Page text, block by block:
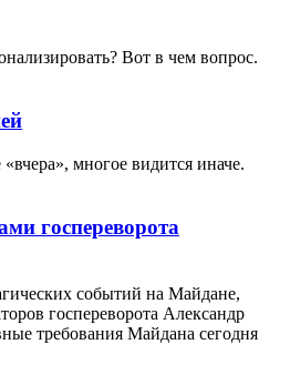
Вот в чем вопрос.
многое видится иначе.
госпереворота
событий на Майдане,
госпереворота Александр
требования Майдана сегодня